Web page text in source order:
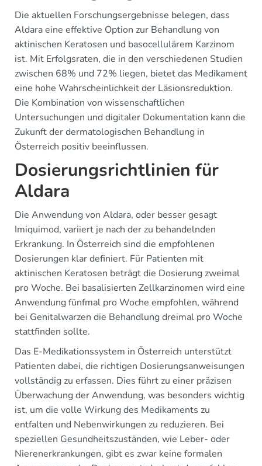
Die aktuellen Forschungsergebnisse belegen, dass
Aldara eine effektive Option zur Behandlung von
aktinischen Keratosen und basocellulärem Karzinom
ist. Mit Erfolgsraten, die in den verschiedenen Studien
zwischen 68% und 72% liegen, bietet das Medikament
eine hohe Wahrscheinlichkeit der Läsionsreduktion.
Die Kombination von wissenschaftlichen
Untersuchungen und digitaler Dokumentation kann die
Zukunft der dermatologischen Behandlung in
Österreich positiv beeinflussen.
Dosierungsrichtlinien für
Aldara
Die Anwendung von Aldara, oder besser gesagt
Imiquimod, variiert je nach der zu behandelnden
Erkrankung. In Österreich sind die empfohlenen
Dosierungen klar definiert. Für Patienten mit
aktinischen Keratosen beträgt die Dosierung zweimal
pro Woche. Bei basalisierten Zellkarzinomen wird eine
Anwendung fünfmal pro Woche empfohlen, während
bei Genitalwarzen die Behandlung dreimal pro Woche
stattfinden sollte.
Das E-Medikationssystem in Österreich unterstützt
Patienten dabei, die richtigen Dosierungsanweisungen
vollständig zu erfassen. Dies führt zu einer präzisen
Überwachung der Anwendung, was besonders wichtig
ist, um die volle Wirkung des Medikaments zu
entfalten und Nebenwirkungen zu reduzieren. Bei
speziellen Gesundheitszuständen, wie Leber- oder
Nierenerkrankungen, gibt es zwar keine formalen